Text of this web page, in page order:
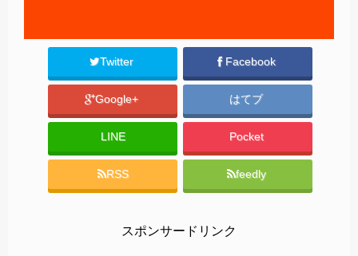
Twitter Facebook
Google+ はてブ
LINE Pocket
RSS feedly
スポンサードリンク